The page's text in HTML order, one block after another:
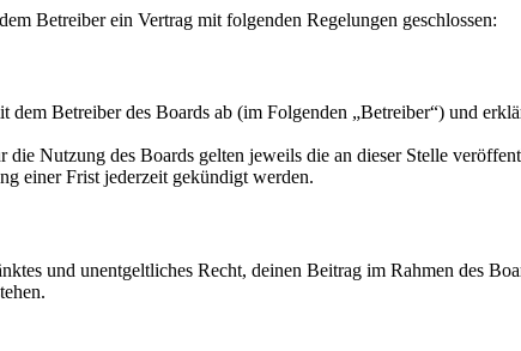
Betreiber ein Vertrag mit folgenden Regelungen geschlossen:
Betreiber des Boards ab (im Folgenden „Betreiber“) und
Nutzung des Boards gelten jeweils die an dieser Stelle
einer Frist jederzeit gekündigt werden.
und unentgeltliches Recht, deinen Beitrag im Rahmen des